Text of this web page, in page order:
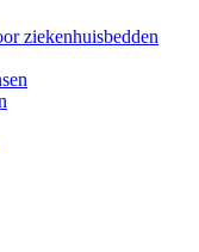
ziekenhuisbedden